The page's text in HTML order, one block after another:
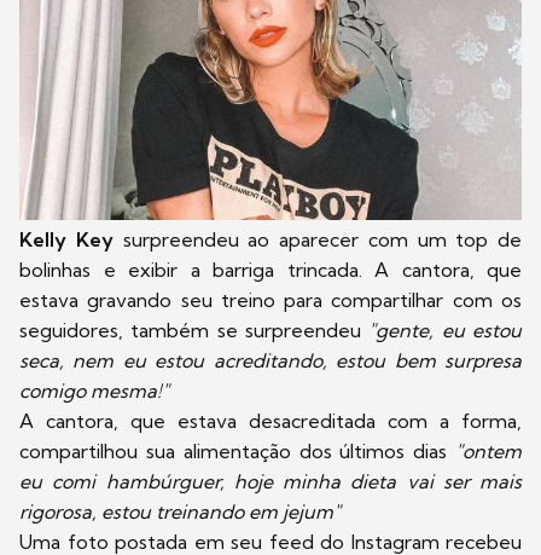
Kelly Keysurpreendeu ao aparecer com um top de
bolinhas e exibir a barriga trincada. A cantora, que
estava gravando seu treino para compartilhar com os
seguidores, também se surpreendeu "gente, eu estou
seca, nem eu estou acreditando, estou bem surpresa
comigo mesma!"
A cantora, que estava desacreditada com a forma,
compartilhou sua alimentação dos últimos dias "ontem
eu comi hambúrguer, hoje minha dieta vai ser mais
rigorosa, estou treinando em jejum"
Uma foto postada em seu feed do Instagram recebeu